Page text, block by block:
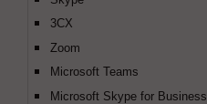
3CX
Zoom
Microsoft Teams
Microsoft Skype for Business